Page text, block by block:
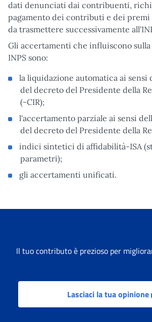
dati denunciati dai contribuenti,
pagamento dei contributi e dei premi
da trasmettere successivamente
Gli accertamenti che influiscono
INPS sono:
la liquidazione automatica ai sensi
del decreto del Presidente della
(-CIR);
l'accertamento parziale ai sensi
del decreto del Presidente della
indici sintetici di affidabilità-ISA
parametri);
gli accertamenti unificati.
Il tuo contributo è prezioso per
Lasciaci la tua opinione